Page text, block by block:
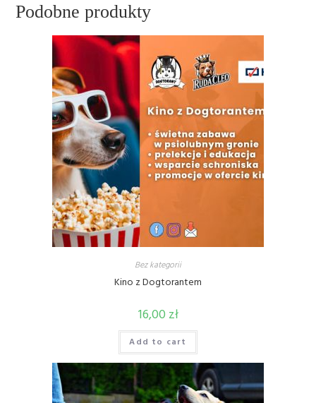
Podobne produkty
Bez kategorii
Kino z Dogtorantem
16,00 zł
Add to cart